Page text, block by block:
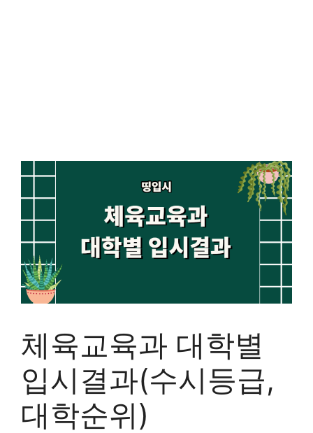
체육교육과 대학별
입시결과(수시등급,
대학순위)